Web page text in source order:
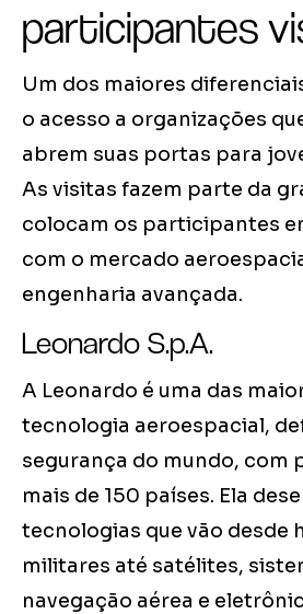
participantes
Um dos maiores
o acesso a organizações
abrem suas portas para
As visitas fazem parte da
colocam os participantes
com o mercado
engenharia avançada.
Leonardo S.p.A.
A Leonardo é uma das
tecnologia aeroespacial,
segurança do mundo, com
mais de 150 países. Ela
tecnologias que vão desde
militares até satélites,
navegação aérea e